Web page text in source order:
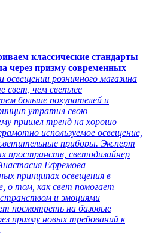
классические стандарты
через призму современных
освещении розничного магазина
свет, чем светлее
больше покупателей и
утратил свою
пришел тренд на хорошо
используемое освещение,
приборы. Эксперт
пространств, светодизайнер
Ефремова
принципах освещения в
о том, как свет помогает
и эмоциями
посмотреть на базовые
призму новых требований к